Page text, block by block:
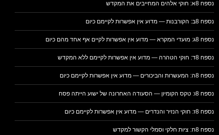
נספח 8א: חוקי אלהים המחייבים את המקדש
נספח 8ב: הקורבנות — מדוע אין אפשרות לקיימם כיום
נספח 8ג: מועדי המקרא — מדוע אין אפשרות לקיים אף אחד מהם כיום
נספח 8ד: חוקי הטהרה — מדוע אין אפשרות לקיימם ללא המקדש
נספח 8ה: המעשרות והביכורים — מדוע אין אפשרות לקיימם כיום
נספח 8ו: טקס הקומיון — הסעודה האחרונה של ישוע הייתה פסח
נספח 8ז: חוקי הנזיר והנדרים — מדוע אין אפשרות לקיימם כיום
נספח 8ח: ציות חלקי וסמלי הקשור למקדש